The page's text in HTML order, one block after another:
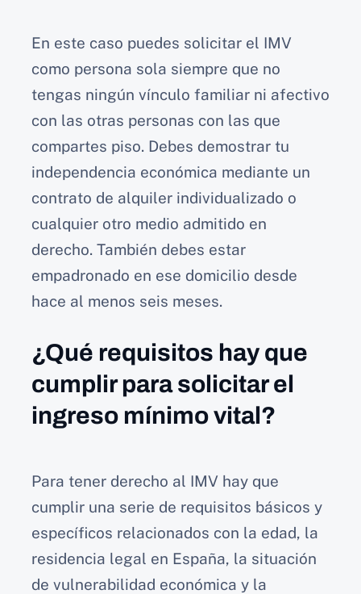
En este caso puedes solicitar el IMV
como persona sola siempre que no
tengas ningún vínculo familiar ni afectivo
con las otras personas con las que
compartes piso. Debes demostrar tu
independencia económica mediante un
contrato de alquiler individualizado o
cualquier otro medio admitido en
derecho. También debes estar
empadronado en ese domicilio desde
hace al menos seis meses.
¿Qué requisitos hay que
cumplir para solicitar el
ingreso mínimo vital?
Para tener derecho al IMV hay que
cumplir una serie de requisitos básicos y
específicos relacionados con la edad, la
residencia legal en España, la situación
de vulnerabilidad económica y la